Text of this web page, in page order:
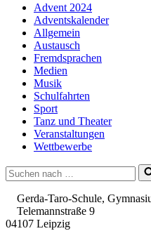
Advent 2024
Adventskalender
Allgemein
Austausch
Fremdsprachen
Medien
Musik
Schulfahrten
Sport
Tanz und Theater
Veranstaltungen
Wettbewerbe
Suchen
nach …
Gerda-Taro-Schule,
Telemannstraße 9
04107 Leipzig